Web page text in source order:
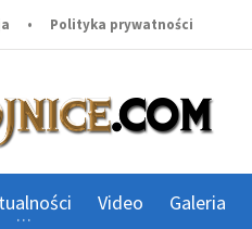
• Polityka prywatności
Video Galeria